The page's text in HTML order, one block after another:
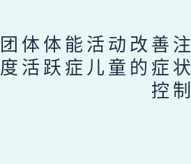
体体能活动改善注
活跃症儿童的症状
控制